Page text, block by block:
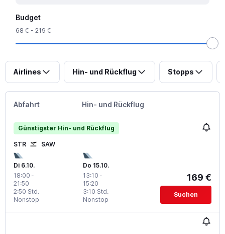
Budget
68 € - 219 €
Airlines Hin- und Rückflug Stopps
Abfahrt Hin- und Rückflug
Günstigster Hin- und Rückflug
STR SAW
Di 6.10.
18:00 -
21:50
Nonstop
2:50 Std.
Do 15.10.
13:10 -
15:20
Nonstop
3:10 Std.
169 €
Suchen